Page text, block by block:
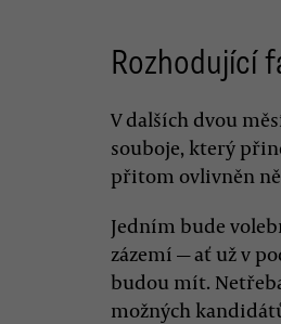
Rozhodující
V dalších dvou
souboje, který
přitom ovlivněn
Jedním bude
zázemí — ať už v
budou mít.
možných